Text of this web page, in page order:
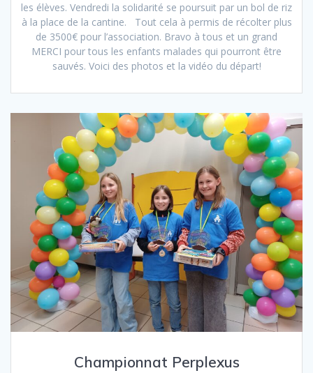
les élèves. Vendredi la solidarité se poursuit par un bol de riz
à la place de la cantine. Tout cela à permis de récolter plus
de 3500€ pour l’association. Bravo à tous et un grand
MERCI pour tous les enfants malades qui pourront être
sauvés. Voici des photos et la vidéo du départ!
Championnat Perplexus